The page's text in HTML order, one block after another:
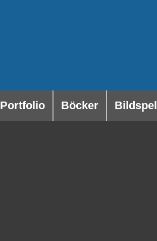
Portfolio Böcker Bildspel